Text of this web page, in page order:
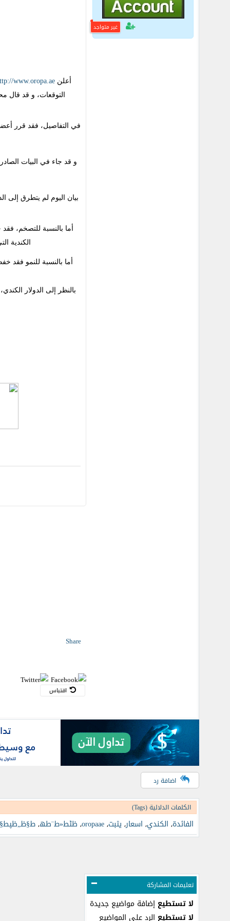
غير متواجد
أعلن www.oropa.ae
التوقعات، و قد قال
في التفاصيل، فقد قرر
و قد جاء في البيات
بيان اليوم لم يتطرق إلى
أما بالنسبة للتصخم،
الكندية
بالنظر إلى الدولار
Share
اقتباس
اضافة رد
الكلمات الدلالية (Tags)
الفائدة, الكندي, اسعار, يثبت,
oropaae
, ظٹط«ط¨طھ,
تعليمات المشاركة
لا تستطيع إضافة مواضيع جديدة
لا تستطيع الرد على المواضيع